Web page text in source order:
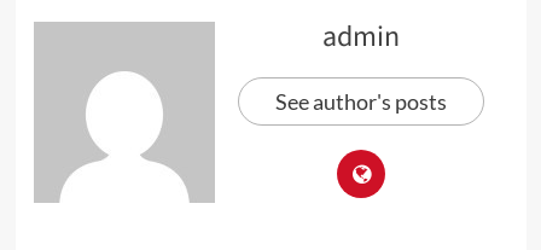
admin
See author's posts